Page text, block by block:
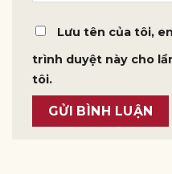
Lưu tên của tôi,
trình duyệt này cho
tôi.